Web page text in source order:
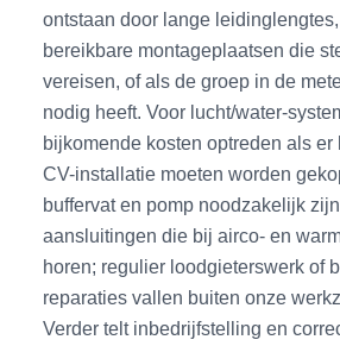
ontstaan door lange
bereikbare montageplaatsen die
vereisen, of als de groep in de
nodig heeft. Voor lucht/water-
bijkomende kosten optreden als
CV-installatie moeten worden
buffervat en pomp noodzakelijk
aansluitingen die bij airco- en
horen; regulier loodgieterswerk of
reparaties vallen buiten onze
Verder telt inbedrijfstelling en